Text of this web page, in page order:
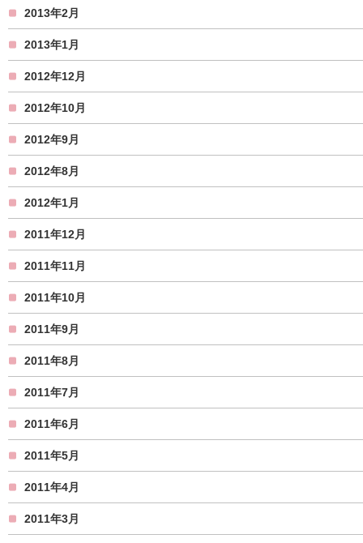
2013年2月
2013年1月
2012年12月
2012年10月
2012年9月
2012年8月
2012年1月
2011年12月
2011年11月
2011年10月
2011年9月
2011年8月
2011年7月
2011年6月
2011年5月
2011年4月
2011年3月